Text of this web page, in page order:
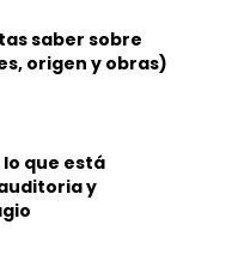
saber sobre
origen y obras)
lo que está
y